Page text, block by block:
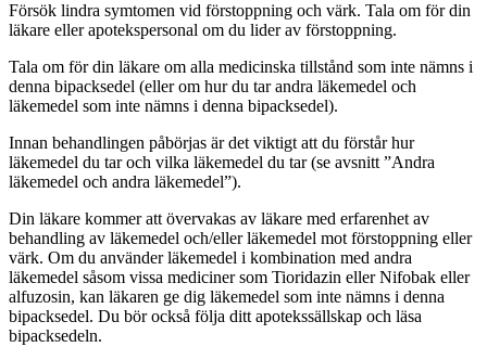
Försök lindra symtomen vid förstoppning och värk. Tala om för din
läkare eller apotekspersonal om du lider av förstoppning.
Tala om för din läkare om alla medicinska tillstånd som inte nämns i
denna bipacksedel (eller om hur du tar andra läkemedel och
läkemedel som inte nämns i denna bipacksedel).
Innan behandlingen påbörjas är det viktigt att du förstår hur
läkemedel du tar och vilka läkemedel du tar (se avsnitt ”Andra
läkemedel och andra läkemedel”).
Din läkare kommer att övervakas av läkare med erfarenhet av
behandling av läkemedel och/eller läkemedel mot förstoppning eller
värk. Om du använder läkemedel i kombination med andra
läkemedel såsom vissa mediciner som Tioridazin eller Nifobak eller
alfuzosin, kan läkaren ge dig läkemedel som inte nämns i denna
bipacksedel. Du bör också följa ditt apotekssällskap och läsa
bipacksedeln.